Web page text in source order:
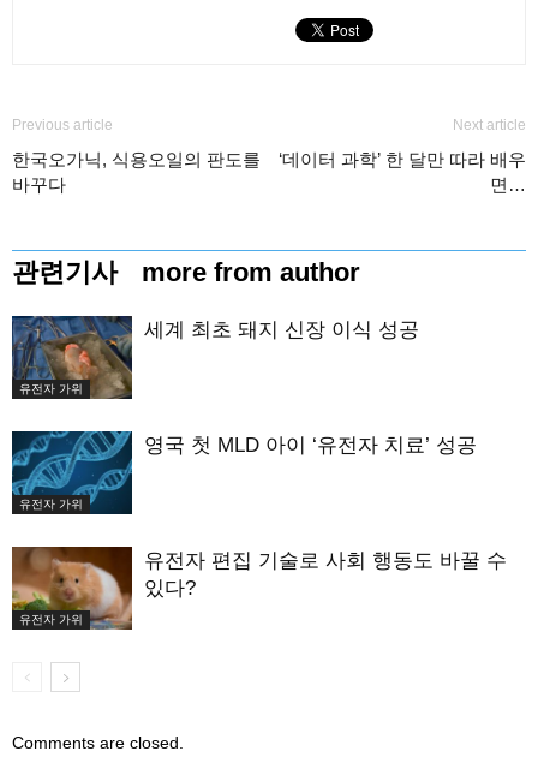
Previous article
한국오가닉, 식용오일의 판도를
바꾸다
Next article
‘데이터 과학’ 한 달만 따라 배우
면…
관련기사 more from author
유전자 가위
세계 최초 돼지 신장 이식 성공
유전자 가위
영국 첫 MLD 아이 ‘유전자 치료’ 성공
유전자 가위
유전자 편집 기술로 사회 행동도 바꿀 수
있다?
Comments are closed.